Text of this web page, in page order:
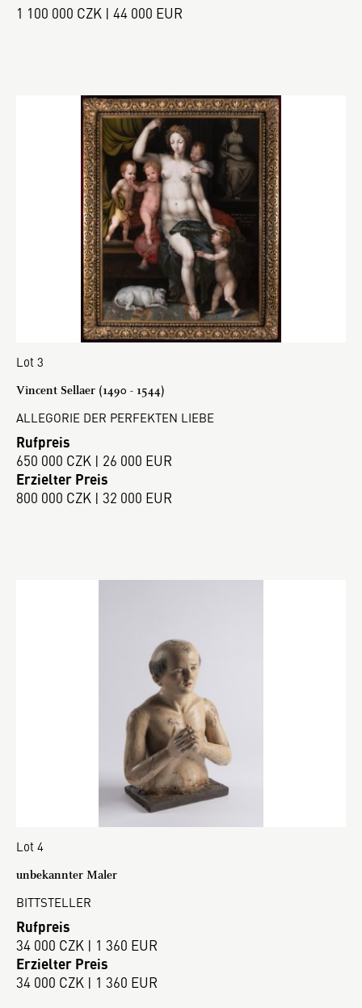
1 100 000 CZK | 44 000 EUR
Lot 3
Vincent Sellaer (1490 - 1544)
ALLEGORIE DER PERFEKTEN LIEBE
Rufpreis
650 000 CZK | 26 000 EUR
Erzielter Preis
800 000 CZK | 32 000 EUR
Lot 4
unbekannter Maler
BITTSTELLER
Rufpreis
34 000 CZK | 1 360 EUR
Erzielter Preis
34 000 CZK | 1 360 EUR